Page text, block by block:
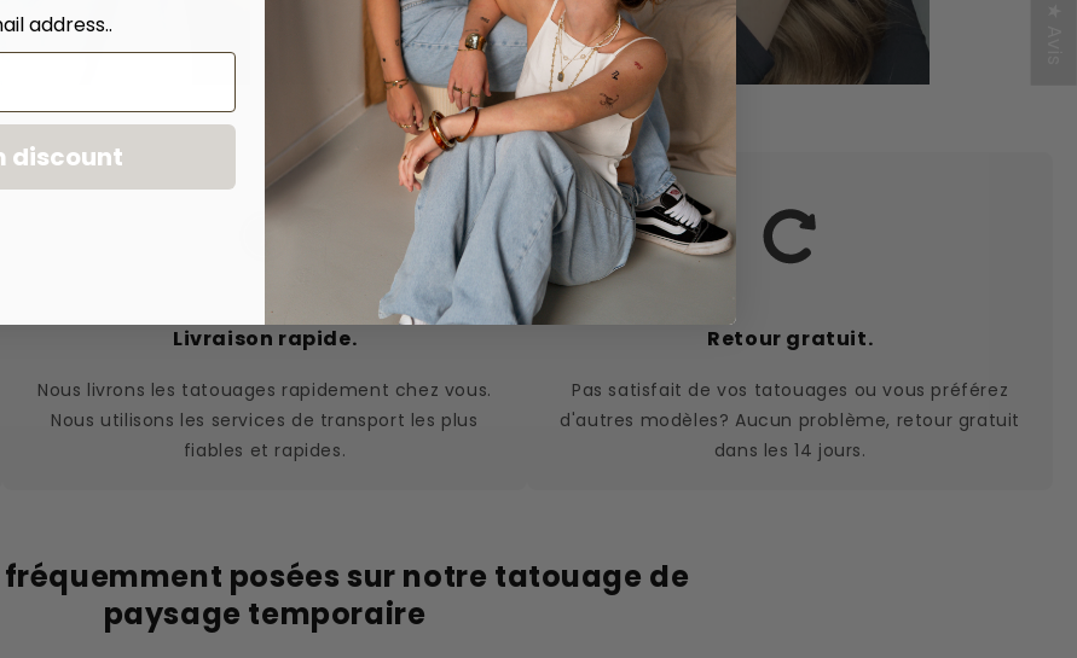
Livraison rapide.
Nous livrons les tatouages rapidement chez vous.
Nous utilisons les services de transport les plus
fiables et rapides.
Retour gratuit.
Pas satisfait de vos tatouages ou vous préférez
d'autres modèles? Aucun problème, retour gratuit
dans les 14 jours.
posées sur notre tatouage de
paysage temporaire
address..
discount